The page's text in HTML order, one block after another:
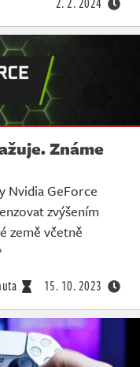
Známe
Nvidia GeForce
zvýšením
země včetně
15. 10. 2023